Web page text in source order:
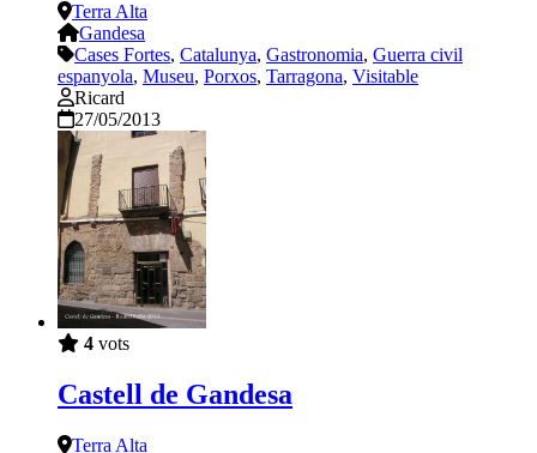
Terra Alta
Gandesa
Cases Fortes, Catalunya, Gastronomia, Guerra civil
espanyola, Museu, Porxos, Tarragona, Visitable
Ricard
27/05/2013
4 vots
Castell de Gandesa
Terra Alta